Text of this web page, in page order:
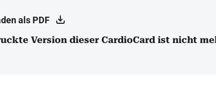
als PDF
Version dieser CardioCard ist nicht